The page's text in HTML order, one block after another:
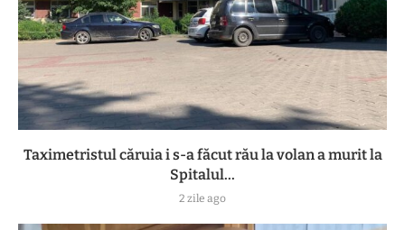
Taximetristul căruia i s-a făcut rău la volan a murit la
Spitalul...
2 zile ago